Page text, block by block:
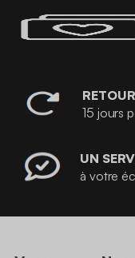
15 jours
UN
à votre